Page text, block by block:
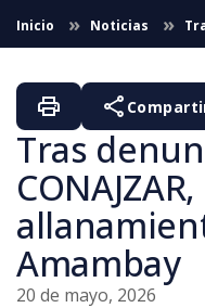
Saltar al contenido
Inicio Noticias
allanamientos en
Tras
Amambay
20 de mayo, 2026
print share